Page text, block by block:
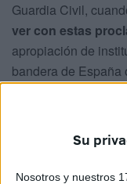
Su
Nosotros y nuestros
Guardia Civil,
ver con estas
apropiación de
bandera de
“Nos encontramos
el 95% de sus
grabación difundida